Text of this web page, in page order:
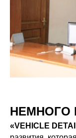
НЕМНОГО
«VEHICLE